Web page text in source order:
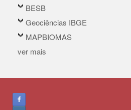
BESB
Geociências IBGE
MAPBIOMAS
ver mais